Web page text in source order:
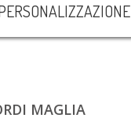
MAGLIA